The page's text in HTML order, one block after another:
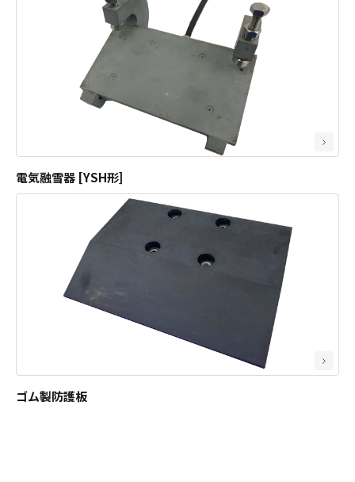
電気融雪器 [YSH形]
ゴム製防護板